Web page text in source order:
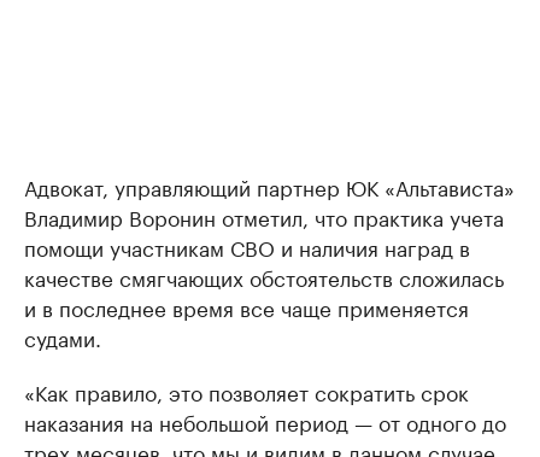
Адвокат, управляющий партнер ЮК «Альтависта»
Владимир Воронин отметил, что практика учета
помощи участникам СВО и наличия наград в
качестве смягчающих обстоятельств сложилась
и в последнее время все чаще применяется
судами.
«Как правило, это позволяет сократить срок
наказания на небольшой период — от одного до